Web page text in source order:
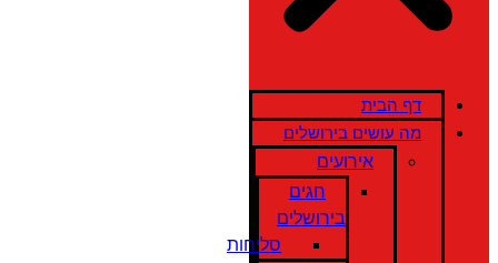
דף הבית
מה עושים בירושלים
אירועים
חגים
בירושלים
סליחות